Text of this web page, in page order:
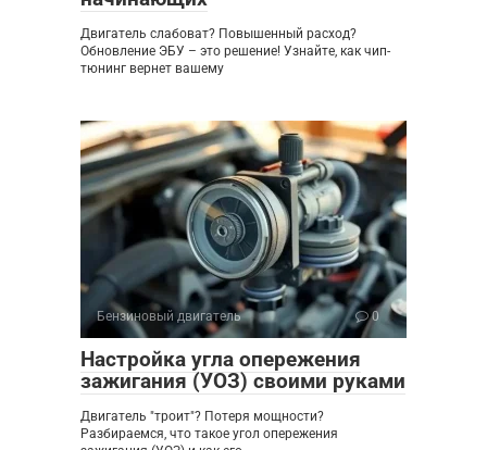
Двигатель слабоват? Повышенный расход?
Обновление ЭБУ – это решение! Узнайте, как чип-
тюнинг вернет вашему
Бензиновый двигатель 0
Настройка угла опережения
зажигания (УОЗ) своими руками
Двигатель "троит"? Потеря мощности?
Разбираемся, что такое угол опережения